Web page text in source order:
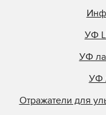
УФ
УФ
УФ
Отражатели для